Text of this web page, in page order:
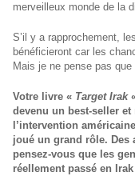
merveilleux monde de la
S’il y a rapprochement,
bénéficieront car les
Mais je ne pense pas
Votre livre « Target Irak
devenu un best-seller
l’intervention
joué un grand rôle. Des
pensez-vous que les
réellement passé en